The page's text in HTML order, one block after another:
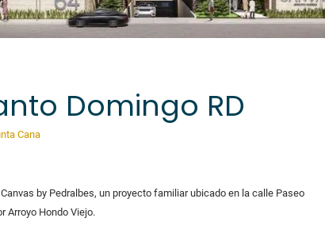
Domingo RD
Cana
by Pedralbes, un proyecto familiar ubicado en la calle Paseo
Arroyo Hondo Viejo.